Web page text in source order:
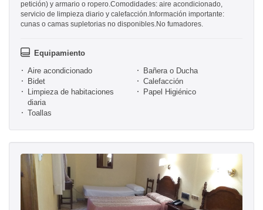
petición) y armario o ropero.Comodidades: aire acondicionado,
servicio de limpieza diario y calefacción.Información importante:
cunas o camas supletorias no disponibles.No fumadores.
Equipamiento
Aire acondicionado
Bañera o Ducha
Bidet
Calefacción
Limpieza de habitaciones
diaria
Papel Higiénico
Toallas